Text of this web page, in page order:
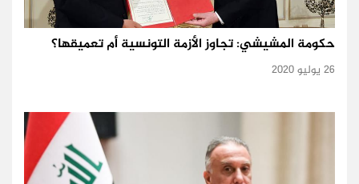
حكومة المشيشي: تجاوز الأزمة التونسية أم تعميقها؟
26 يوليو 2020